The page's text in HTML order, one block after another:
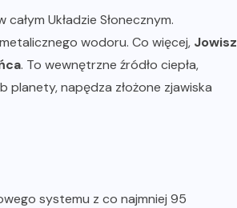
Układzie Słonecznym.
wodoru. Co więcej, Jowisz
. To wewnętrzne źródło ciepła,
planety, napędza złożone zjawiska
systemu z co najmniej 95